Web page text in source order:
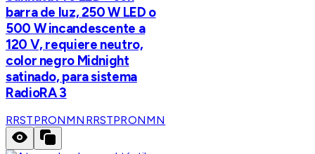
barra de luz, 250 W LED o
500 W incandescente a
120 V, requiere neutro,
color negro Midnight
satinado, para sistema
RadioRA 3
RRSTPRONMN RRSTPRONMN